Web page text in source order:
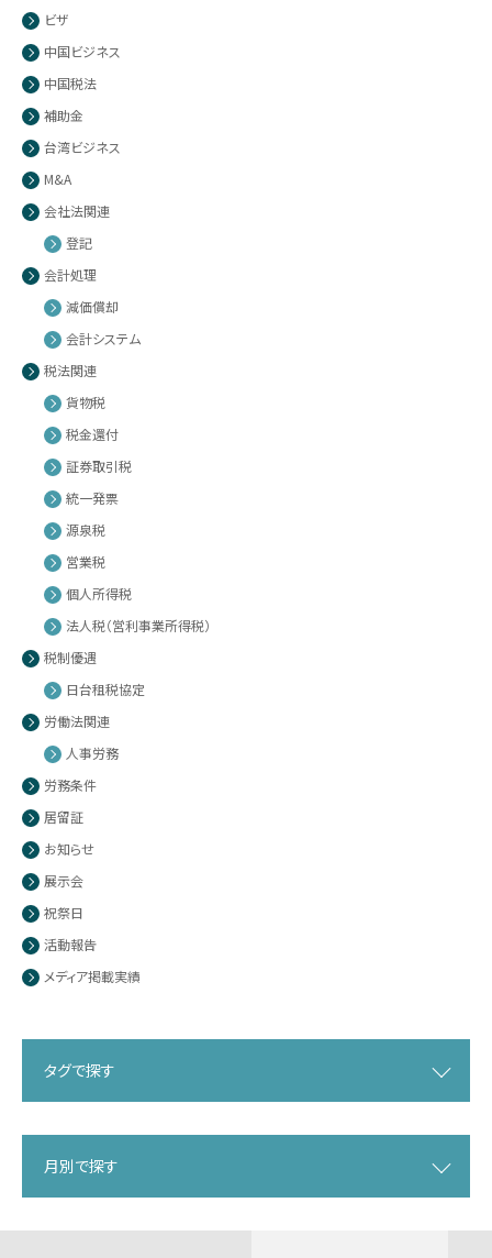
ビザ
中国ビジネス
中国税法
補助金
台湾ビジネス
M&A
会社法関連
登記
会計処理
減価償却
会計システム
税法関連
貨物税
税金還付
証券取引税
統一発票
源泉税
営業税
個人所得税
法人税（営利事業所得税）
税制優遇
日台租税協定
労働法関連
人事労務
労務条件
居留証
お知らせ
展示会
祝祭日
活動報告
メディア掲載実績
タグで探す
月別で探す